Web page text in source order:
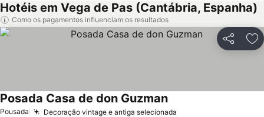
Hotéis em Vega de Pas (Cantábria, Espanha)
Como os pagamentos influenciam os resultados
Partilhar
Pousada Decoração vintage e antiga selecionada
Posada Casa de don Guzman